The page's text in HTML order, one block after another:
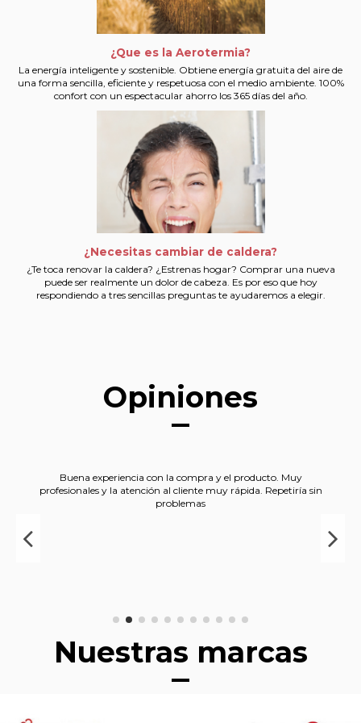
¿Que es la Aerotermia?
La energía inteligente y sostenible. Obtiene energía gratuita del aire de
una forma sencilla, eficiente y respetuosa con el medio ambiente. 100%
confort con un espectacular ahorro los 365 días del año.
¿Necesitas cambiar de caldera?
¿Te toca renovar la caldera? ¿Estrenas hogar? Comprar una nueva
puede ser realmente un dolor de cabeza. Es por eso que hoy
respondiendo a tres sencillas preguntas te ayudaremos a elegir.
Opiniones
Buena experiencia con la compra y el producto. Muy
profesionales y la atención al cliente muy rápida. Repetiría sin
problemas
Nuestras marcas